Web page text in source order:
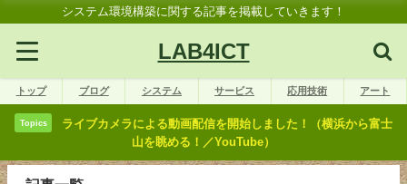
システム環境構築に関する記事を掲載していきます！
LAB4ICT
トップ ブログ システム サービス 応用技術 アート
Topics
ライブカメラによる動画配信を開始しました！（横浜から富士
山を眺める！／YouTube）